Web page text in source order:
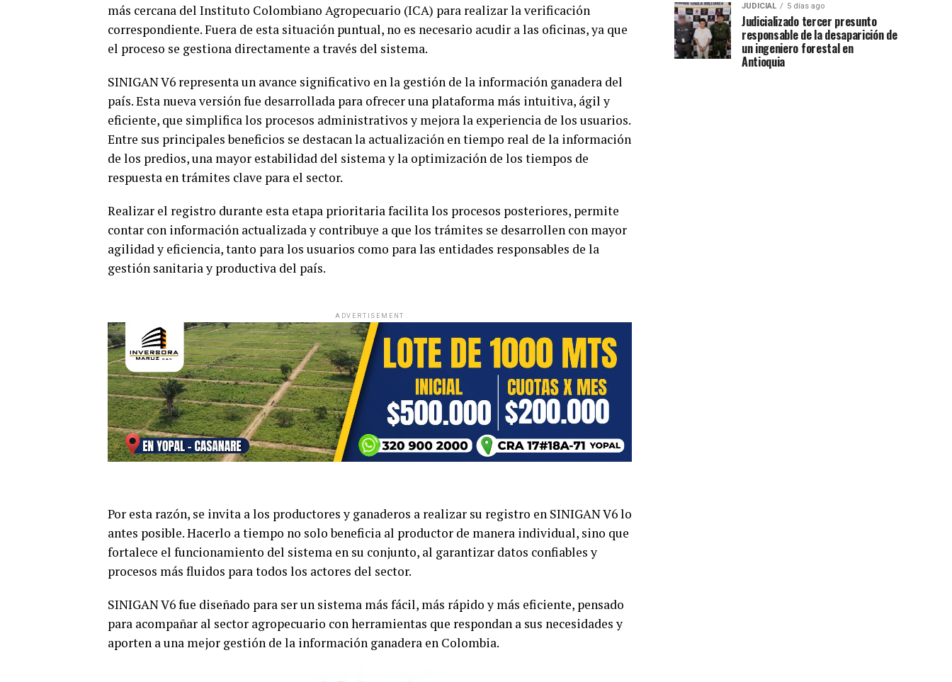
más cercana del Instituto Colombiano Agropecuario (ICA) para realizar la verificación
correspondiente. Fuera de esta situación puntual, no es necesario acudir a las oficinas, ya que
el proceso se gestiona directamente a través del sistema.
SINIGAN V6 representa un avance significativo en la gestión de la información ganadera del
país. Esta nueva versión fue desarrollada para ofrecer una plataforma más intuitiva, ágil y
eficiente, que simplifica los procesos administrativos y mejora la experiencia de los usuarios.
Entre sus principales beneficios se destacan la actualización en tiempo real de la información
de los predios, una mayor estabilidad del sistema y la optimización de los tiempos de
respuesta en trámites clave para el sector.
Realizar el registro durante esta etapa prioritaria facilita los procesos posteriores, permite
contar con información actualizada y contribuye a que los trámites se desarrollen con mayor
agilidad y eficiencia, tanto para los usuarios como para las entidades responsables de la
gestión sanitaria y productiva del país.
ADVERTISEMENT
Por esta razón, se invita a los productores y ganaderos a realizar su registro en SINIGAN V6 lo
antes posible. Hacerlo a tiempo no solo beneficia al productor de manera individual, sino que
fortalece el funcionamiento del sistema en su conjunto, al garantizar datos confiables y
procesos más fluidos para todos los actores del sector.
SINIGAN V6 fue diseñado para ser un sistema más fácil, más rápido y más eficiente, pensado
para acompañar al sector agropecuario con herramientas que respondan a sus necesidades y
aporten a una mejor gestión de la información ganadera en Colombia.
JUDICIAL 5 días ago
Judicializado tercer presunto
responsable de la desaparición de
un ingeniero forestal en
Antioquia